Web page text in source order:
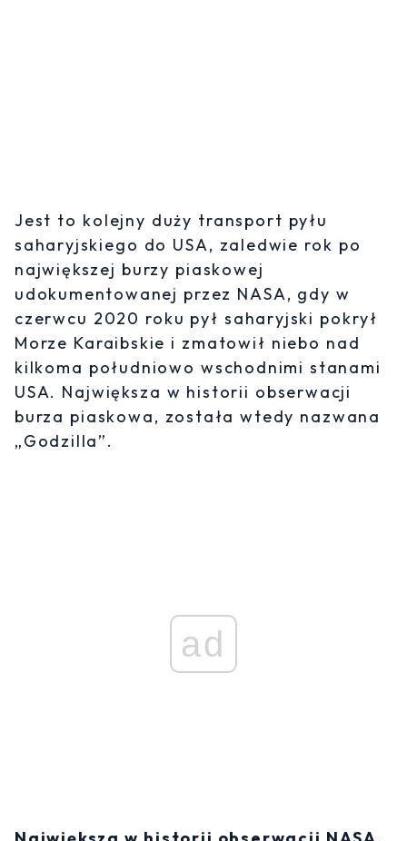
Jest to kolejny duży transport pyłu
saharyjskiego do USA, zaledwie rok po
największej burzy piaskowej
udokumentowanej przez NASA, gdy w
czerwcu 2020 roku pył saharyjski pokrył
Morze Karaibskie i zmatowił niebo nad
kilkoma południowo wschodnimi stanami
USA. Największa w historii obserwacji
burza piaskowa, została wtedy nazwana
„Godzilla”.
ad